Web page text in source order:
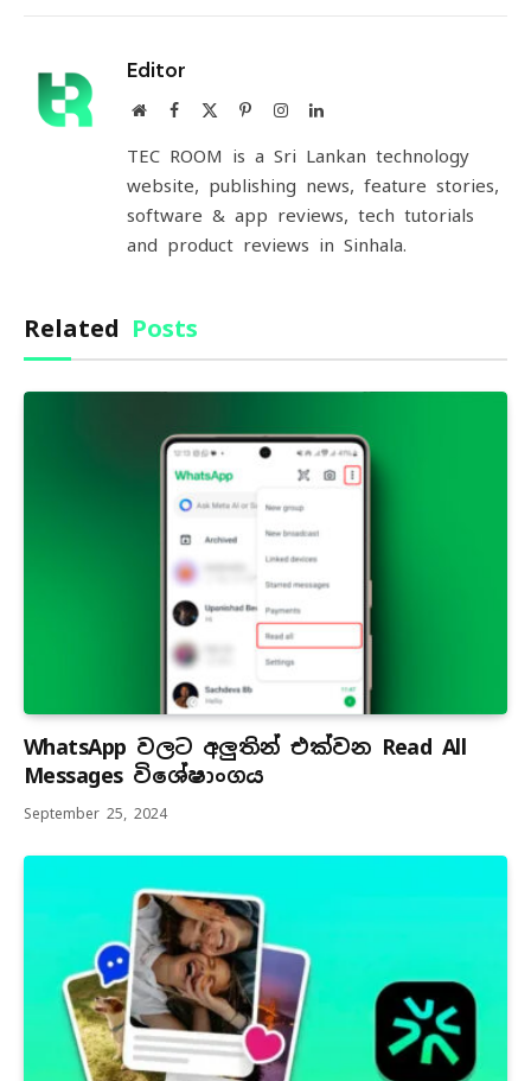
Editor
WebsiteFacebook PinterestInstagramLinkedIn
TEC ROOM is a Sri Lankan technology
website, publishing news, feature stories,
software & app reviews, tech tutorials
and product reviews in Sinhala.
Related Posts
WhatsApp වලට අලුතින් එක්වන Read All
Messages විශේෂාංගය
September 25, 2024